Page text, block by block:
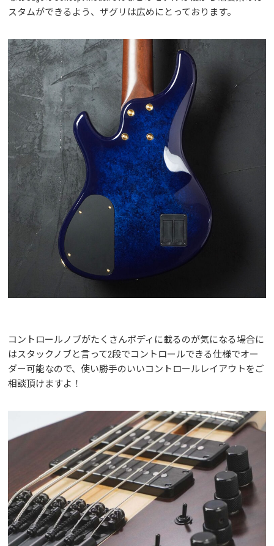
スタムができるよう、ザグリは広めにとっております。
コントロールノブがたくさんボディに載るのが気になる場合に
はスタックノブと言って2段でコントロールできる仕様でオー
ダー可能なので、使い勝手のいいコントロールレイアウトをご
相談頂けますよ！